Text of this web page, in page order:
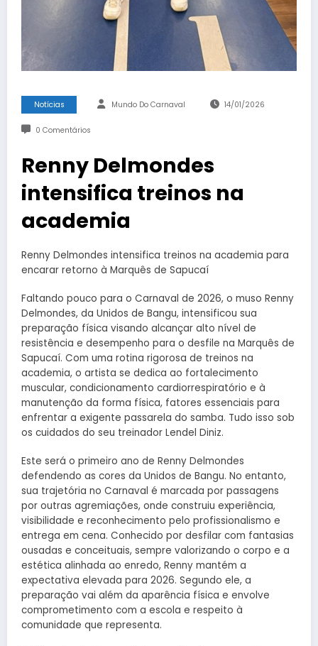
Notícias Mundo Do Carnaval 14/01/2026
0 Comentários
Renny Delmondes
intensifica treinos na
academia
Renny Delmondes intensifica treinos na academia para
encarar retorno à Marquês de Sapucaí
Faltando pouco para o Carnaval de 2026, o muso Renny
Delmondes, da Unidos de Bangu, intensificou sua
preparação física visando alcançar alto nível de
resistência e desempenho para o desfile na Marquês de
Sapucaí. Com uma rotina rigorosa de treinos na
academia, o artista se dedica ao fortalecimento
muscular, condicionamento cardiorrespiratório e à
manutenção da forma física, fatores essenciais para
enfrentar a exigente passarela do samba. Tudo isso sob
os cuidados do seu treinador Lendel Diniz.
Este será o primeiro ano de Renny Delmondes
defendendo as cores da Unidos de Bangu. No entanto,
sua trajetória no Carnaval é marcada por passagens
por outras agremiações, onde construiu experiência,
visibilidade e reconhecimento pelo profissionalismo e
entrega em cena. Conhecido por desfilar com fantasias
ousadas e conceituais, sempre valorizando o corpo e a
estética alinhada ao enredo, Renny mantém a
expectativa elevada para 2026. Segundo ele, a
preparação vai além da aparência física e envolve
comprometimento com a escola e respeito à
comunidade que representa.